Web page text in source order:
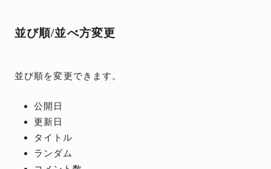
並び順/並べ方変更
並び順を変更できます。
公開日
更新日
タイトル
ランダム